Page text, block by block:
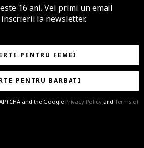
16 ani. Vei primi un email
la newsletter.
PENTRU FEMEI
PENTRU BARBATI
and the Google Privacy Policy and Terms of